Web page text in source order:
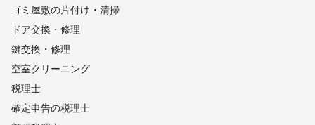
ゴミ屋敷の片付け・清掃
ドア交換・修理
鍵交換・修理
空室クリーニング
税理士
確定申告の税理士